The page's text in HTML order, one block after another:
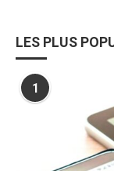
LES PLUS
1